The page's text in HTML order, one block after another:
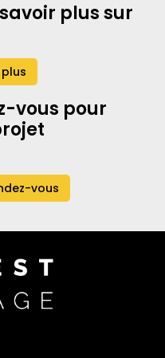
plus sur
vous pour
vous